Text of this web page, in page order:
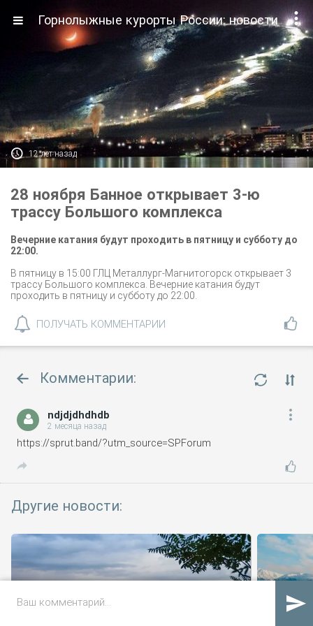

Горнолыжные курорты России: новости
 12 лет назад
28 ноября Банное открывает 3-ю
трассу Большого комплекса
Вечерние катания будут проходить в пятницу и субботу до
22:00.
В пятницу в 15:00 ГЛЦ Металлург-Магнитогорск открывает 3
трассу Большого комплекса. Вечерние катания будут
проходить в пятницу и субботу до 22:00.
ПОЛУЧАТЬ КОММЕНТАРИИ
Комментарии:
 ndjdjdhdhdb
2 месяца назад
https://sprut.band/?utm_source=SPForum


Другие новости:
С 21 по 23 августа в Дербенте
На